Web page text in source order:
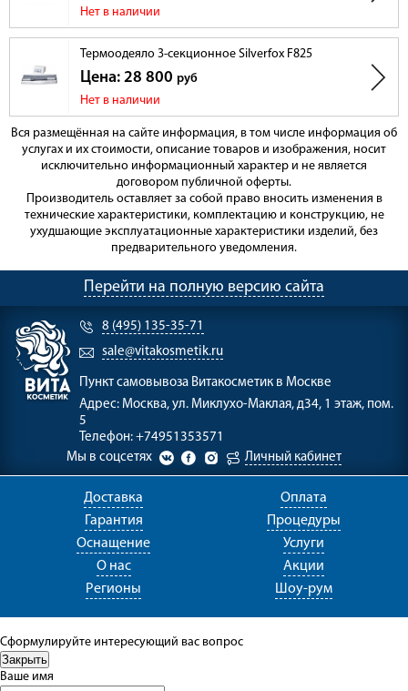
Нет в наличии
Термоодеяло 3-секционное Silverfox F825
Цена: 28 800 руб
Нет в наличии
Вся размещённая на сайте информация, в том числе информация об
услугах и их стоимости, описание товаров и изображения, носит
исключительно информационный характер и не является
договором публичной оферты.
Производитель оставляет за собой право вносить изменения в
технические характеристики, комплектацию и конструкцию, не
ухудшающие эксплуатационные характеристики изделий, без
предварительного уведомления.
Перейти на полную версию сайта
8 (495) 135-35-71
sale@vitakosmetik.ru
Пункт самовывоза Витакосметик в Москве
Адрес: Москва, ул. Миклухо-Маклая, д34, 1 этаж, пом.
5
Телефон: +74951353571
Мы в соцсетях
Личный кабинет
Доставка
Оплата
Гарантия
Процедуры
Оснащение
Услуги
О нас
Акции
Регионы
Шоу-рум
Сформулируйте интересующий вас вопрос
Ваше имя